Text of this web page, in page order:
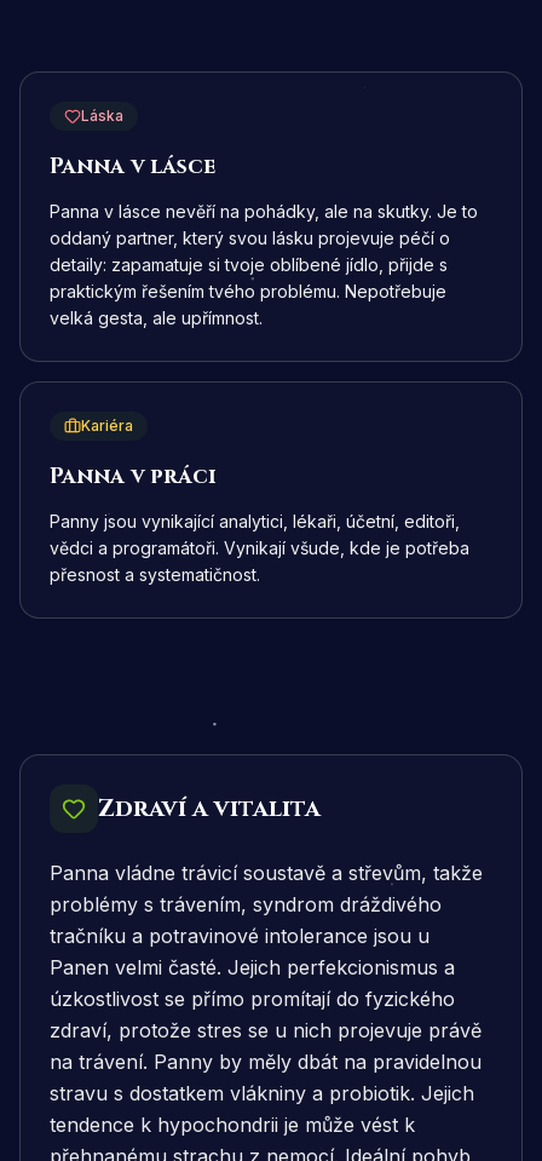
Láska
Panna v lásce
Panna v lásce nevěří na pohádky, ale na skutky. Je to
oddaný partner, který svou lásku projevuje péčí o
detaily: zapamatuje si tvoje oblíbené jídlo, přijde s
praktickým řešením tvého problému. Nepotřebuje
velká gesta, ale upřímnost.
Kariéra
Panna v práci
Panny jsou vynikající analytici, lékaři, účetní, editoři,
vědci a programátoři. Vynikají všude, kde je potřeba
přesnost a systematičnost.
Zdraví a vitalita
Panna vládne trávicí soustavě a střevům, takže
problémy s trávením, syndrom dráždivého
tračníku a potravinové intolerance jsou u
Panen velmi časté. Jejich perfekcionismus a
úzkostlivost se přímo promítají do fyzického
zdraví, protože stres se u nich projevuje právě
na trávení. Panny by měly dbát na pravidelnou
stravu s dostatkem vlákniny a probiotik. Jejich
tendence k hypochondrii je může vést k
přehnanému strachu z nemocí. Ideální pohyb